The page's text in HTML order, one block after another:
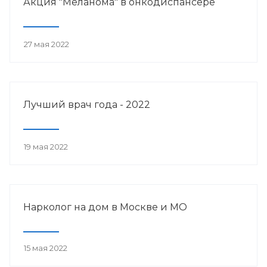
27 мая 2022
Лучший врач года - 2022
19 мая 2022
Нарколог на дом в Москве и МО
15 мая 2022